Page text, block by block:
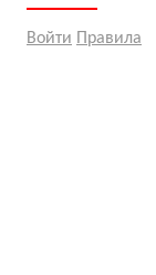
Войти Правила